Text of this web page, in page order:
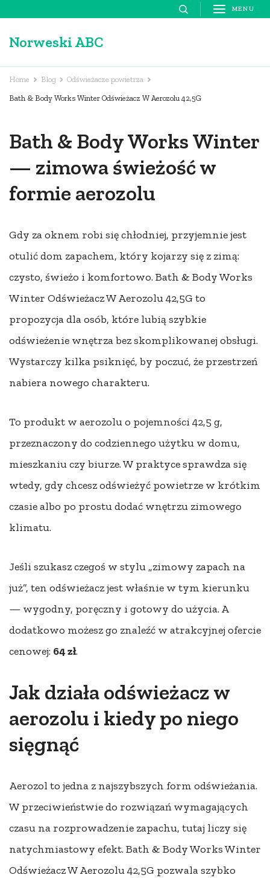
content
Enter)
MENU
Norweski ABC
Home Blog Odświeżacze powietrza
Bath & Body Works Winter Odświeżacz W Aerozolu 42,5G
Bath & Body Works Winter
— zimowa świeżość w
formie aerozolu
Gdy za oknem robi się chłodniej, przyjemnie jest
otulić dom zapachem, który kojarzy się z zimą:
czysto, świeżo i komfortowo. Bath & Body Works
Winter Odświeżacz W Aerozolu 42,5G to
propozycja dla osób, które lubią szybkie
odświeżenie wnętrza bez skomplikowanej obsługi.
Wystarczy kilka psiknięć, by poczuć, że przestrzeń
nabiera nowego charakteru.
To produkt w aerozolu o pojemności 42,5 g,
przeznaczony do codziennego użytku w domu,
mieszkaniu czy biurze. W praktyce sprawdza się
wtedy, gdy chcesz odświeżyć powietrze w krótkim
czasie albo po prostu dodać wnętrzu zimowego
klimatu.
Jeśli szukasz czegoś w stylu „zimowy zapach na
już”, ten odświeżacz jest właśnie w tym kierunku
— wygodny, poręczny i gotowy do użycia. A
dodatkowo możesz go znaleźć w atrakcyjnej ofercie
cenowej: 64 zł.
Jak działa odświeżacz w
aerozolu i kiedy po niego
sięgnąć
Aerozol to jedna z najszybszych form odświeżania.
W przeciwieństwie do rozwiązań wymagających
czasu na rozprowadzenie zapachu, tutaj liczy się
natychmiastowy efekt. Bath & Body Works Winter
Odświeżacz W Aerozolu 42,5G pozwala szybko